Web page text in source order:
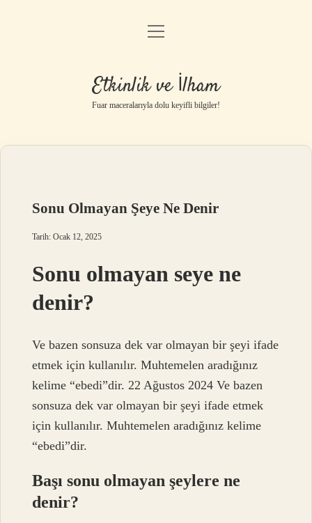
Anasayfa
Gizlilik Politikası
Yasal Uyarı
menüyü
Etkinlik ve İlham
Fuar maceralarıyla dolu keyifli bilgiler!
Sonu Olmayan Şeye Ne Denir
Tarih: Ocak 12, 2025
Sonu olmayan seye ne
denir?
Ve bazen sonsuza dek var olmayan bir şeyi ifade
etmek için kullanılır. Muhtemelen aradığınız
kelime “ebedi”dir. 22 Ağustos 2024 Ve bazen
sonsuza dek var olmayan bir şeyi ifade etmek
için kullanılır. Muhtemelen aradığınız kelime
“ebedi”dir.
Başı sonu olmayan şeylere ne
denir?